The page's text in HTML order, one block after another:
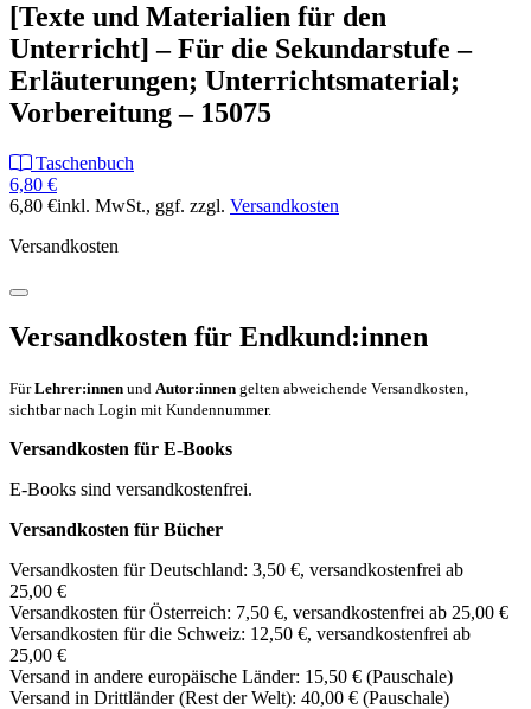
[Texte und Materialien für den
Unterricht] – Für die Sekundarstufe –
Erläuterungen; Unterrichtsmaterial;
Vorbereitung – 15075
Taschenbuch
6,80 €
6,80 €inkl. MwSt., ggf. zzgl. Versandkosten
Versandkosten
Versandkosten für Endkund:innen
FürLehrer:innen und Autor:innen gelten abweichende Versandkosten,
sichtbar nach Login mit Kundennummer.
Versandkosten für E-Books
E-Books sind versandkostenfrei.
Versandkosten für Bücher
Versandkosten für Deutschland: 3,50 €, versandkostenfrei ab
25,00 €
Versandkosten für Österreich: 7,50 €, versandkostenfrei ab 25,00 €
Versandkosten für die Schweiz: 12,50 €, versandkostenfrei ab
25,00 €
Versand in andere europäische Länder: 15,50 € (Pauschale)
Versand in Drittländer (Rest der Welt): 40,00 € (Pauschale)